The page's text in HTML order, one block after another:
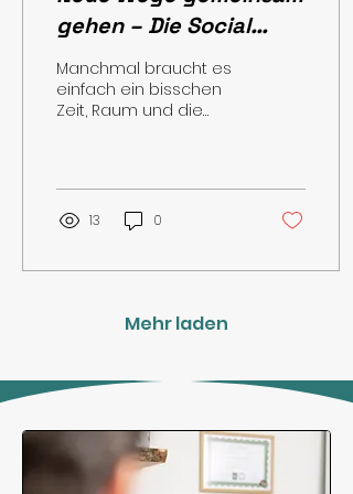
gehen – Die Social
Walks von
pfotedrauf.at
Manchmal braucht es
einfach ein bisschen
Zeit, Raum und die
miteinander
unterwegs...
13 0
Mehr laden